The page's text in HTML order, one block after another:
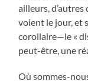
ailleurs,
voient le jour, et
corollaire—le «
peut-être, une
Où sommes-